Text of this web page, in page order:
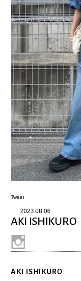
Tweet
2023.08.06
AKI ISHIKURO
AKI ISHIKURO